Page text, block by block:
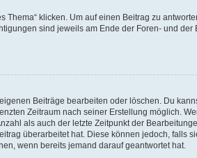
klicken. Um auf einen Beitrag zu
sind jeweils am Ende der Foren- und der
Beiträge bearbeiten oder löschen. Du
Zeitraum nach seiner Erstellung möglich.
als auch der letzte Zeitpunkt der
überarbeitet hat. Diese können jedoch, falls
wenn bereits jemand darauf geantwortet hat.